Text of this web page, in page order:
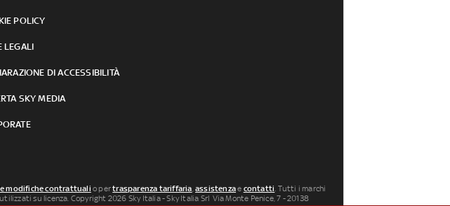
POLICY
LEGALI
DI ACCESSIBILITÀ
SKY MEDIA
modifiche contrattuali o pertrasparenza tariffaria,assistenzae contatti. Tutti i marchi
su licenza. Copyright 2026 Sky Italia - Sky Italia Srl Via Monte Penice, 7 - 20138